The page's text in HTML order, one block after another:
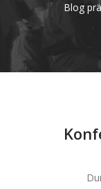
Blog